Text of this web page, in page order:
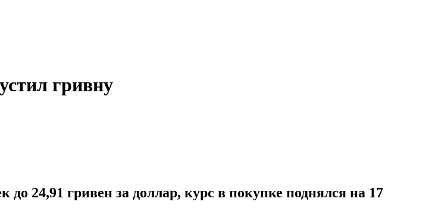
гривну
24,91 гривен за доллар, курс в покупке поднялся на 17